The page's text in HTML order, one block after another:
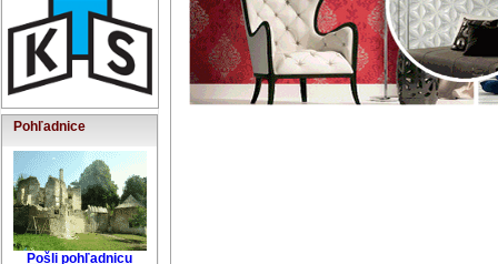
Pohľadnice
Pošli pohľadnicu